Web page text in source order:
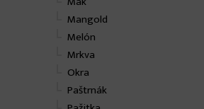
Mangold
Melón
Mrkva
Okra
Paštrnák